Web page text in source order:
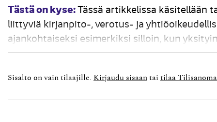
Tästä on kyse:Tässä artikkelissa käsitellään
liittyviä kirjanpito-, verotus- ja
ajankohtaiseksi esimerkiksi silloin, kun
itselleen, yhtiömuotoisen yrityksen
Sisältö on vain tilaajille. Kirjaudu sisään tai tilaa